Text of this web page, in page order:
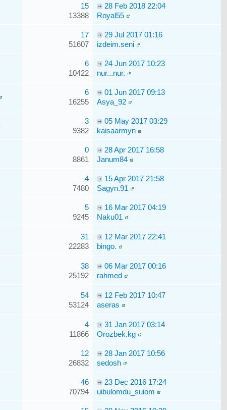
15
13388
28 Feb 2018 22:04
Royal55
17
51607
29 Jul 2017 01:16
izdeim.seni
6
10422
24 Jun 2017 10:23
nur...nur.
6
16255
01 Jun 2017 09:13
Asya_92
3
9382
05 May 2017 03:29
kaisaarmyn
0
8861
28 Apr 2017 16:58
Janum84
4
7480
15 Apr 2017 21:58
Sagyn.91
5
9245
16 Mar 2017 04:19
Naku01
31
22283
12 Mar 2017 22:41
bingo.
38
25192
06 Mar 2017 00:16
rahmed
54
53124
12 Feb 2017 10:47
aseras
4
11866
31 Jan 2017 03:14
Orozbek.kg
12
26832
28 Jan 2017 10:56
sedosh
46
70794
23 Dec 2016 17:24
uibulomdu_suiom